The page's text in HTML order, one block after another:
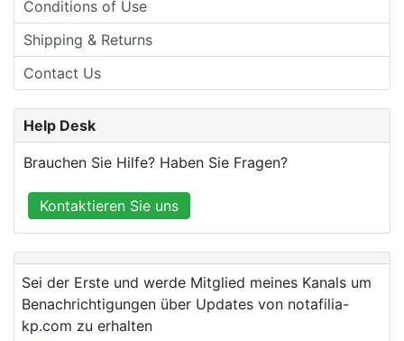
Conditions of Use
Shipping & Returns
Contact Us
Help Desk
Brauchen Sie Hilfe? Haben Sie Fragen?
Kontaktieren Sie uns
Sei der Erste und werde Mitglied meines Kanals um
Benachrichtigungen über Updates von notafilia-
kp.com zu erhalten